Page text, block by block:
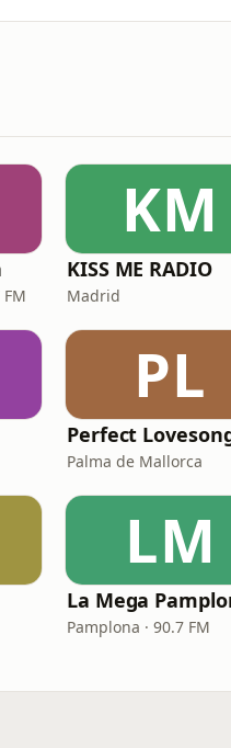
KM
KISS ME RADIO
Madrid
PL
Perfect
Palma de Mallorca
LM
La Mega
Pamplona · 90.7 FM